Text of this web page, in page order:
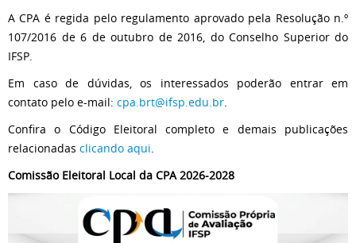
A CPA é regida pelo regulamento aprovado pela Resolução n.º
107/2016 de 6 de outubro de 2016, do Conselho Superior do
IFSP.
Em caso de dúvidas, os interessados poderão entrar em
contato pelo e-mail: cpa.brt@ifsp.edu.br.
Confira o Código Eleitoral completo e demais publicações
relacionadas clicando aqui.
Comissão Eleitoral Local da CPA 2026-2028